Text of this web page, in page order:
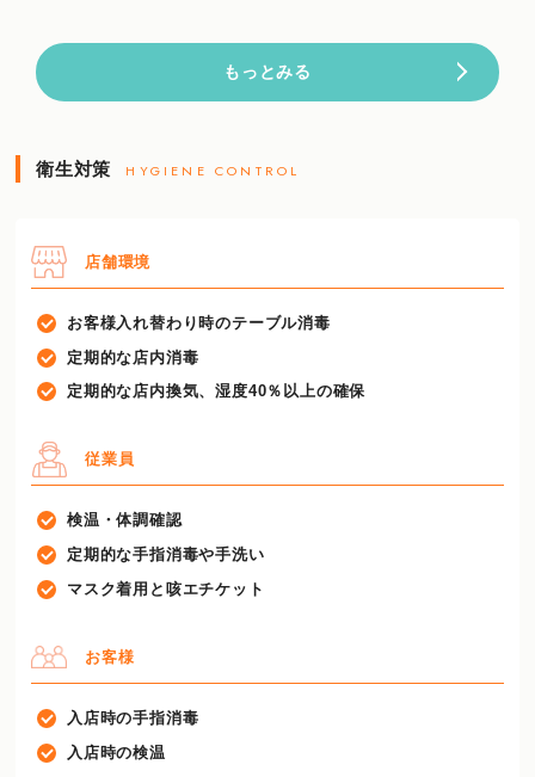
もっとみる
衛生対策 HYGIENE CONTROL
店舗環境
お客様入れ替わり時のテーブル消毒
定期的な店内消毒
定期的な店内換気、湿度40％以上の確保
従業員
検温・体調確認
定期的な手指消毒や手洗い
マスク着用と咳エチケット
お客様
入店時の手指消毒
入店時の検温